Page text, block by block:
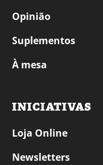
Opinião
Suplementos
À mesa
INICIATIVAS
Loja Online
Newsletters